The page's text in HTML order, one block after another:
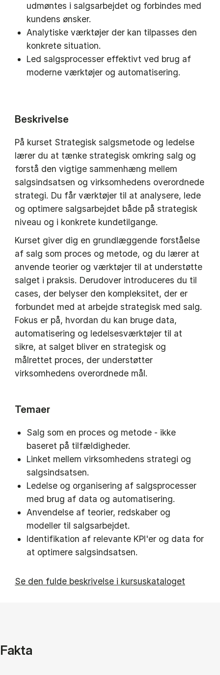
udmøntes i salgsarbejdet og forbindes med
kundens ønsker.
Analytiske værktøjer der kan tilpasses den
konkrete situation.
Led salgsprocesser effektivt ved brug af
moderne værktøjer og automatisering.
Beskrivelse
På kurset Strategisk salgsmetode og ledelse
lærer du at tænke strategisk omkring salg og
forstå den vigtige sammenhæng mellem
salgsindsatsen og virksomhedens overordnede
strategi. Du får værktøjer til at analysere, lede
og optimere salgsarbejdet både på strategisk
niveau og i konkrete kundetilgange.
Kurset giver dig en grundlæggende forståelse
af salg som proces og metode, og du lærer at
anvende teorier og værktøjer til at understøtte
salget i praksis. Derudover introduceres du til
cases, der belyser den kompleksitet, der er
forbundet med at arbejde strategisk med salg.
Fokus er på, hvordan du kan bruge data,
automatisering og ledelsesværktøjer til at
sikre, at salget bliver en strategisk og
målrettet proces, der understøtter
virksomhedens overordnede mål.
Temaer
Salg som en proces og metode - ikke
baseret på tilfældigheder.
Linket mellem virksomhedens strategi og
salgsindsatsen.
Ledelse og organisering af salgsprocesser
med brug af data og automatisering.
Anvendelse af teorier, redskaber og
modeller til salgsarbejdet.
Identifikation af relevante KPI'er og data for
at optimere salgsindsatsen.
Se den fulde beskrivelse i kursuskataloget
Fakta